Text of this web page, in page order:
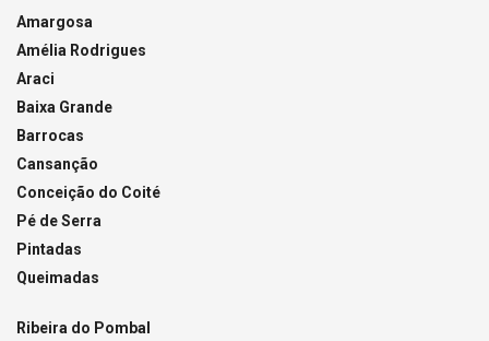
Amargosa
Amélia Rodrigues
Araci
Baixa Grande
Barrocas
Cansanção
Conceição do Coité
Pé de Serra
Pintadas
Queimadas
Ribeira do Pombal